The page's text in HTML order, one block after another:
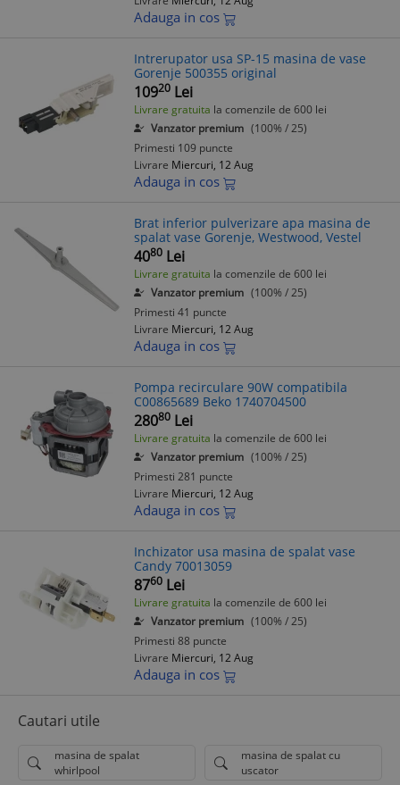
Adauga in cos
Intrerupator usa SP-15 masina de vase
Gorenje 500355 original
10920 Lei
Livrare gratuita la comenzile de 600 lei
Vanzator premium (100% / 25)
Primesti 109 puncte
Livrare Miercuri, 12 Aug
Adauga in cos
Brat inferior pulverizare apa masina de
spalat vase Gorenje, Westwood, Vestel
4080 Lei
Livrare gratuita la comenzile de 600 lei
Vanzator premium (100% / 25)
Primesti 41 puncte
Livrare Miercuri, 12 Aug
Adauga in cos
Pompa recirculare 90W compatibila
C00865689 Beko 1740704500
28080 Lei
Livrare gratuita la comenzile de 600 lei
Vanzator premium (100% / 25)
Primesti 281 puncte
Livrare Miercuri, 12 Aug
Adauga in cos
Inchizator usa masina de spalat vase
Candy 70013059
8760 Lei
Livrare gratuita la comenzile de 600 lei
Vanzator premium (100% / 25)
Primesti 88 puncte
Livrare Miercuri, 12 Aug
Adauga in cos
Cautari utile
masina de spalat
whirlpool
masina de spalat cu
uscator